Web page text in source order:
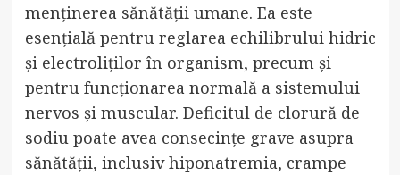
menținerea sănătății umane. Ea este
esențială pentru reglarea echilibrului hidric
și electroliților în organism, precum și
pentru funcționarea normală a sistemului
nervos și muscular. Deficitul de clorură de
sodiu poate avea consecințe grave asupra
sănătății, inclusiv hiponatremia, crampe